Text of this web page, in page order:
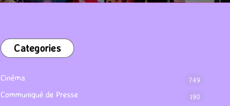
Categories
Cinéma 749
Communiqué de Presse 190